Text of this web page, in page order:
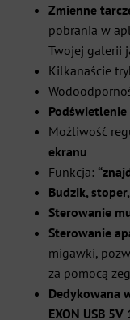
Zmienne
pobrania w
Twojej galerii
Kilkanaście
Podświetlenie
Możliwość
ekranu
Funkcja:
Budzik,
Sterowanie
Sterowanie
migawki,
za pomocą
Dedykowana
EXON USB 5V